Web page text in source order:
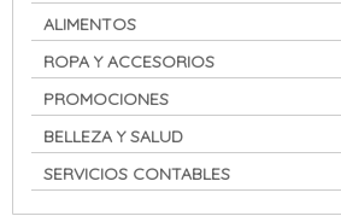
ALIMENTOS
ROPA Y ACCESORIOS
PROMOCIONES
BELLEZA Y SALUD
SERVICIOS CONTABLES